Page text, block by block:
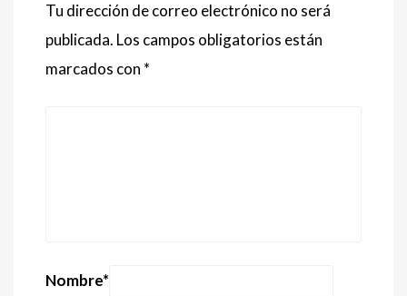
Tu dirección de correo electrónico no será
publicada. Los campos obligatorios están
marcados con *
Nombre*